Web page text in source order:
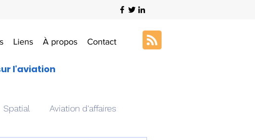
Liens À propos Contact
l'aviation
Spatial Aviation d'affaires